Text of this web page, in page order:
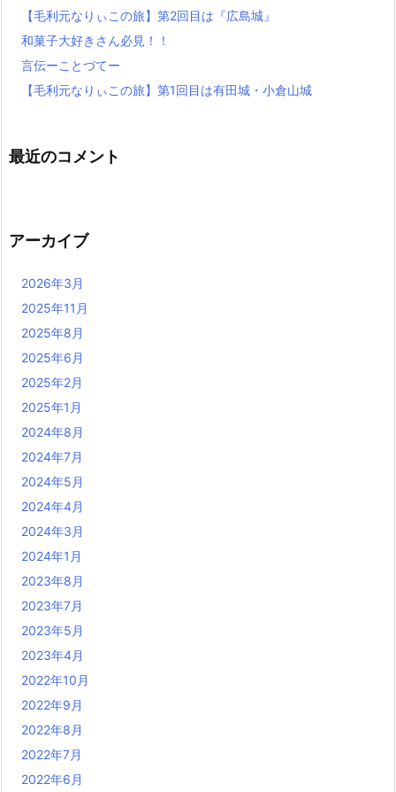
【毛利元なりぃこの旅】第2回目は『広島城』
和菓子大好きさん必見！！
言伝ーことづてー
【毛利元なりぃこの旅】第1回目は有田城・小倉山城
最近のコメント
アーカイブ
2026年3月
2025年11月
2025年8月
2025年6月
2025年2月
2025年1月
2024年8月
2024年7月
2024年5月
2024年4月
2024年3月
2024年1月
2023年8月
2023年7月
2023年5月
2023年4月
2022年10月
2022年9月
2022年8月
2022年7月
2022年6月